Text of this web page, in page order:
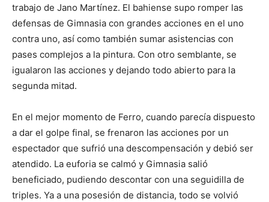
trabajo de Jano Martínez. El bahiense supo romper las
defensas de Gimnasia con grandes acciones en el uno
contra uno, así como también sumar asistencias con
pases complejos a la pintura. Con otro semblante, se
igualaron las acciones y dejando todo abierto para la
segunda mitad.
En el mejor momento de Ferro, cuando parecía dispuesto
a dar el golpe final, se frenaron las acciones por un
espectador que sufrió una descompensación y debió ser
atendido. La euforia se calmó y Gimnasia salió
beneficiado, pudiendo descontar con una seguidilla de
triples. Ya a una posesión de distancia, todo se volvió